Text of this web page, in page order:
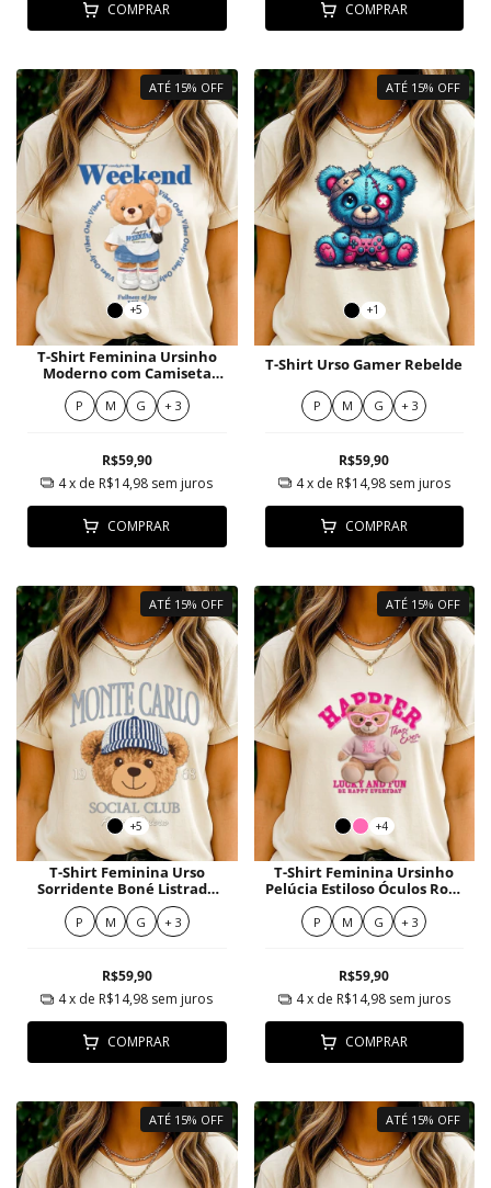
COMPRAR COMPRAR
ATÉ 15% OFF
+5
T-Shirt Feminina Ursinho
Moderno com Camiseta
Frase Divertida e Shorts
Jeans
P M G + 3
R$59,90
4x de R$14,98 sem juros
COMPRAR
ATÉ 15% OFF
+1
T-Shirt Urso Gamer Rebelde
P M G + 3
R$59,90
4x de R$14,98 sem juros
COMPRAR
ATÉ 15% OFF
+5
T-Shirt Feminina Urso
Sorridente Boné Listrado
Azul Visual Retrô
P M G + 3
R$59,90
4x de R$14,98 sem juros
COMPRAR
ATÉ 15% OFF
+4
T-Shirt Feminina Ursinho
Pelúcia Estiloso Óculos Rosa
Lovely
P M G + 3
R$59,90
4x de R$14,98 sem juros
COMPRAR
ATÉ 15% OFF ATÉ 15% OFF